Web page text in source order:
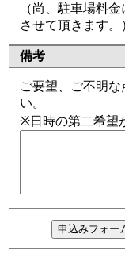
（尚、駐車場料
させて頂きます。
備考
ご要望、ご不明
い。
※日時の第二希望